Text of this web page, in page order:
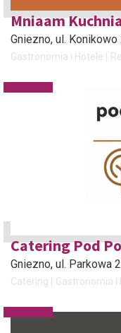
Mniaam
Gniezno, ul. Konikowo
Gastronomia i Hotele
Catering Pod
Gniezno, ul. Parkowa
Catering Gastronomia i